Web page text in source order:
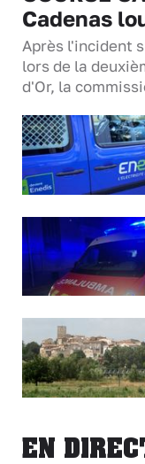
Cadenas
Après l'incident
lors de la
d'Or, la
EN